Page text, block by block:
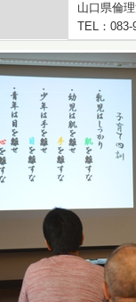
山口県倫
TEL：